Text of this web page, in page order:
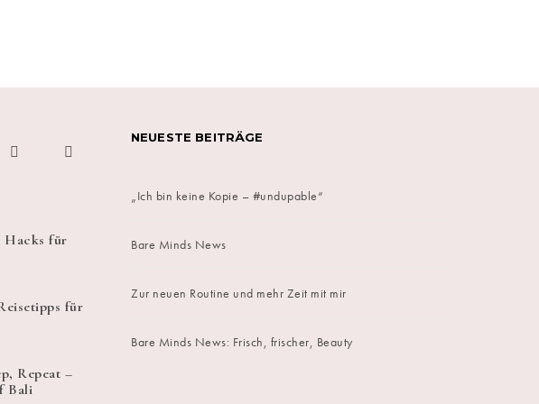
Hacks für
für
Repeat –
Bali
NEUESTE BEITRÄGE
„Ich bin keine Kopie – #undupable“
Bare Minds News
Zur neuen Routine und mehr Zeit mit mir
Bare Minds News: Frisch, frischer, Beauty